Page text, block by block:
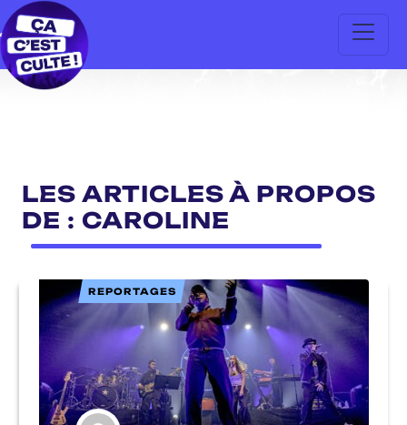
LES ARTICLES À PROPOS
DE : CAROLINE
REPORTAGES